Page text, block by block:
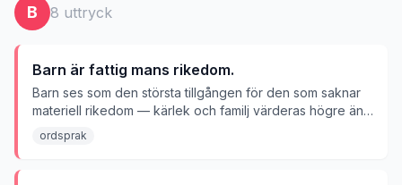
B 8 uttryck
Barn är fattig mans rikedom.
Barn ses som den största tillgången för den som saknar
materiell rikedom — kärlek och familj värderas högre än
pengar.
ordsprak